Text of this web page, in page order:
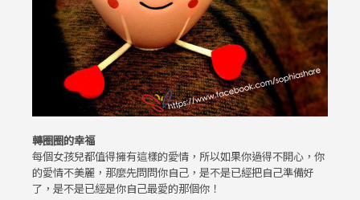
轉圈圈的幸福
每個女孩兒都值得擁有這樣的愛情，所以如果你過得不開心，你
的愛情不美麗，那麼先問問你自己，是不是已經把自己準備好
了，是不是已經是你自己最愛的那個你！